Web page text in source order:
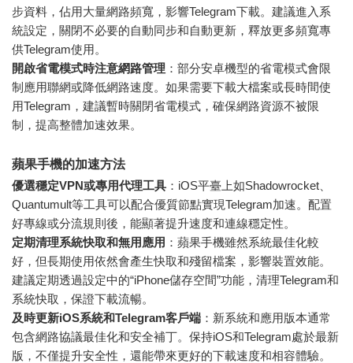
步資料，佔用大量網路頻寬，影響Telegram下載。建議進入系
統設定，關閉不必要的自動同步和自動更新，釋放更多頻寬專
供Telegram使用。
開啟省電模式時注意網路管理 ：部分安卓機型的省電模式會限
制應用聯網或降低網路速度。如果需要下載大檔案或長時間使
用Telegram，建議暫時關閉省電模式，確保網路資源不被限
制，提高整體加速效果。
蘋果手機的加速方法
優選穩定VPN或專用代理工具 ：iOS平臺上如Shadowrocket、
Quantumult等工具可以配合優質節點實現Telegram加速。配置
好專線或分流規則後，能顯著提升速度和連線穩定性。
定期清理系統快取和無用應用 ：蘋果手機雖然系統最佳化較
好，但長期使用依然會產生快取和殘留檔案，影響裝置效能。
建議定期透過設定中的“iPhone儲存空間”功能，清理Telegram和
系統快取，保證下載流暢。
及時更新iOS系統和Telegram客戶端 ：新系統和應用版本通常
包含網路協議最佳化和安全補丁。保持iOS和Telegram處於最新
版，不僅提升安全性，還能帶來更好的下載速度和相容體驗。